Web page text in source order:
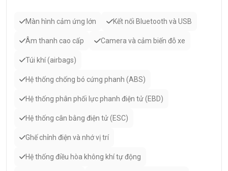
Màn hình cảm ứng lớn Kết nối Bluetooth và USB
Âm thanh cao cấp Camera và cảm biến đỗ xe
Túi khí (airbags)
Hệ thống chống bó cứng phanh (ABS)
Hệ thống phân phối lực phanh điện tử (EBD)
Hệ thống cân bằng điện tử (ESC)
Ghế chỉnh điện và nhớ vị trí
Hệ thống điều hòa không khí tự động